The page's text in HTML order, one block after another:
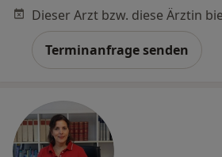
Terminanfrage senden